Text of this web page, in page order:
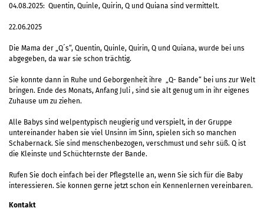
04.08.2025: Quentin, Quinle, Quirin, Q und Quiana sind vermittelt.
22.06.2025
Die Mama der „Q´s“, Quentin, Quinle, Quirin, Q und Quiana, wurde bei uns
abgegeben, da war sie schon trächtig.
Sie konnte dann in Ruhe und Geborgenheit ihre „Q- Bande“ bei uns zur Welt
bringen. Ende des Monats, Anfang Juli , sind sie alt genug um in ihr eigenes
Zuhause um zu ziehen.
Alle Babys sind welpentypisch neugierig und verspielt, in der Gruppe
untereinander haben sie viel Unsinn im Sinn, spielen sich so manchen
Schabernack. Sie sind menschenbezogen, verschmust und sehr süß. Q ist
die Kleinste und Schüchternste der Bande.
Rufen Sie doch einfach bei der Pflegstelle an, wenn Sie sich für die Baby
interessieren. Sie konnen gerne jetzt schon ein Kennenlernen vereinbaren.
Kontakt